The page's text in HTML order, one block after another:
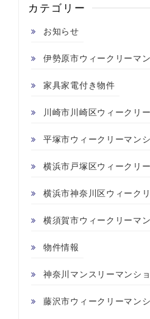
カテゴリー
お知らせ
伊勢原市ウィークリーマ
家具家電付き物件
川崎市川崎区ウィークリ
平塚市ウィークリーマン
横浜市戸塚区ウィークリ
横浜市神奈川区ウィーク
横須賀市ウィークリーマ
物件情報
神奈川マンスリーマンシ
藤沢市ウィークリーマン